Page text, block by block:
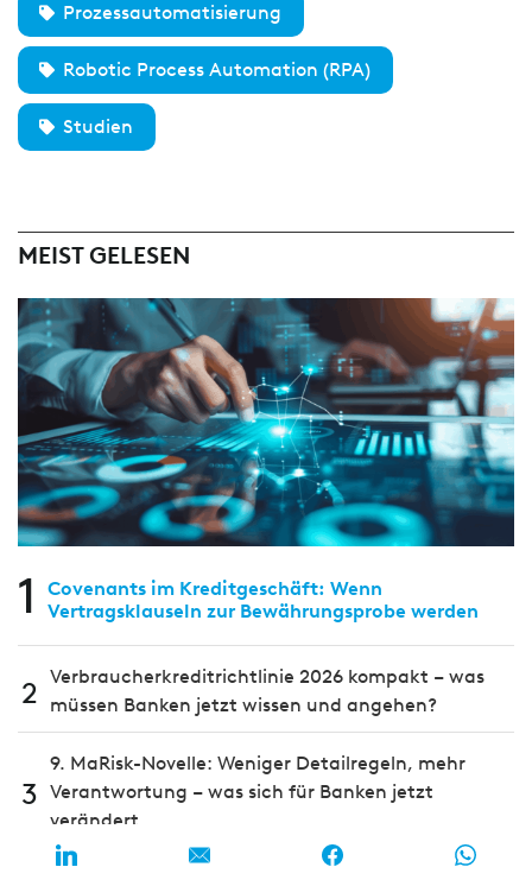
Prozessautomatisierung
Robotic Process Automation (RPA)
Studien
MEIST GELESEN
1
Covenants im Kreditgeschäft: Wenn
Vertragsklauseln zur Bewährungsprobe werden
2 Verbraucherkreditrichtlinie 2026 kompakt – was
müssen Banken jetzt wissen und angehen?
3
9. MaRisk-Novelle: Weniger Detailregeln, mehr
Verantwortung – was sich für Banken jetzt
verändert